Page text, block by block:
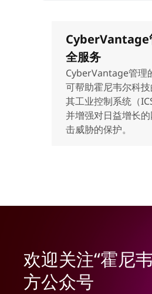
CyberVantage
全服务
CyberVantage管理
可帮助霍尼韦尔科
其工业控制系统（
并增强对日益增长
击威胁的保护。
欢迎关注“霍尼
方公众号